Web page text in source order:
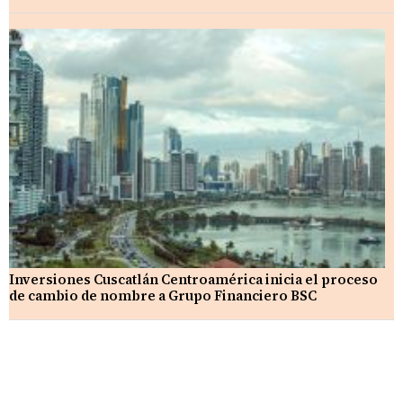
Inversiones Cuscatlán Centroamérica inicia el proceso
de cambio de nombre a Grupo Financiero BSC